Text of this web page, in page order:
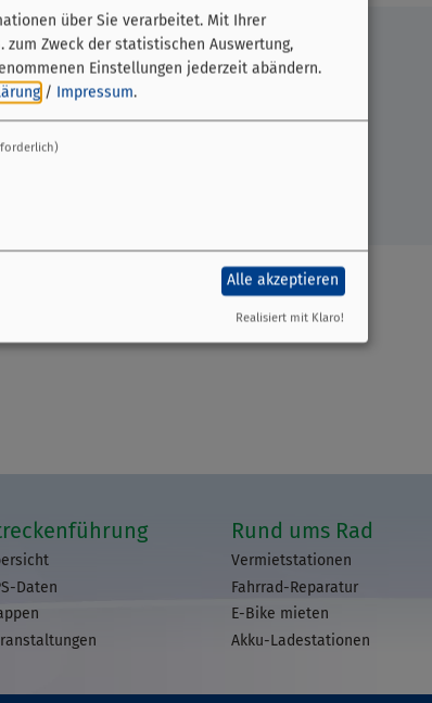
Daten
Rund ums Rad
Vermietstationen
Fahrrad-Reparatur
E-Bike mieten
Akku-Ladestationen
über Sie verarbeitet. Mit Ihrer
Zweck der statistischen Auswertung,
Einstellungen jederzeit abändern.
/ Impressum.
Alle akzeptieren
Realisiert mit Klaro!